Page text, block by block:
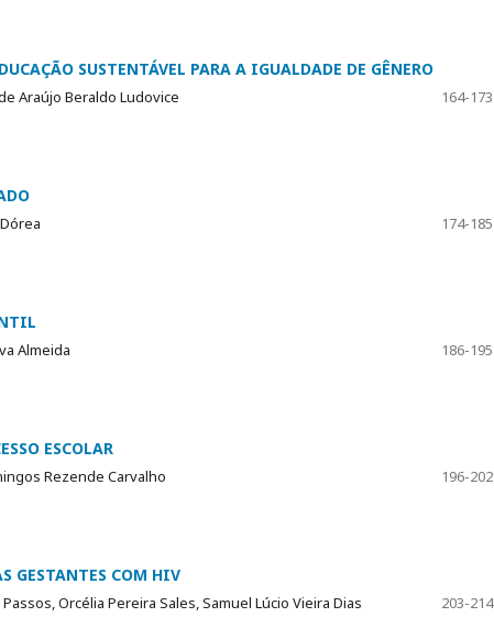
SUSTENTÁVEL PARA A IGUALDADE DE GÊNERO
Araújo Beraldo Ludovice
164-173
174-185
Almeida
186-195
ESCOLAR
Rezende Carvalho
196-202
GESTANTES COM HIV
Orcélia Pereira Sales, Samuel Lúcio Vieira Dias 203-214